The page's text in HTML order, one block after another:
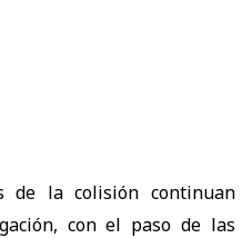
de la colisión continuan
con el paso de las